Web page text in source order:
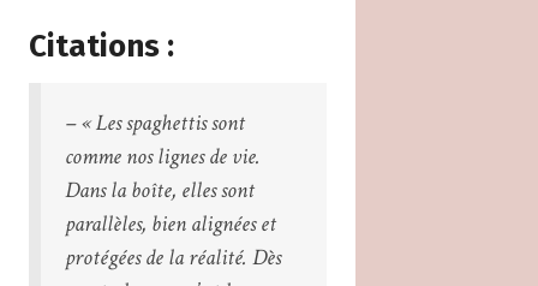
Citations :
– « Les spaghettis sont
comme nos lignes de vie.
Dans la boîte, elles sont
parallèles, bien alignées et
protégées de la réalité. Dès